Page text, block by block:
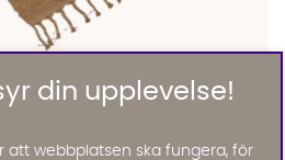
160x230
Lägg
din upplevelse!
att webbplatsen ska fungera, för